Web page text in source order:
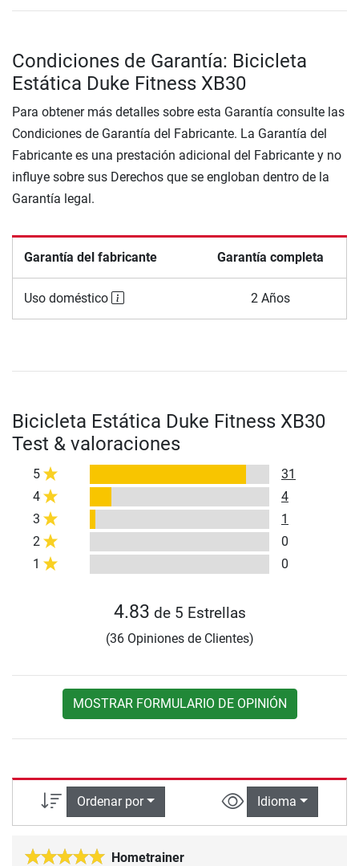
Condiciones de Garantía: Bicicleta
Estática Duke Fitness XB30
Para obtener más detalles sobre esta Garantía consulte las
Condiciones de Garantía del Fabricante. La Garantía del
Fabricante es una prestación adicional del Fabricante y no
influye sobre sus Derechos que se engloban dentro de la
Garantía legal.
Garantía del fabricante Garantía completa
Uso doméstico 2 Años
Bicicleta Estática Duke Fitness XB30
Test & valoraciones
5
31
4
4
3
1
2
0
1
0
4.83 de 5 Estrellas
(36 Opiniones de Clientes)
MOSTRAR FORMULARIO DE OPINIÓN
Ordenar por Idioma
Hometrainer